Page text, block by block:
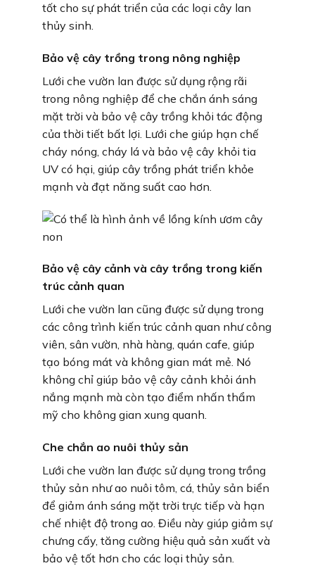
tốt cho sự phát triển của các loại cây lan
thủy sinh.
Bảo vệ cây trồng trong nông nghiệp
Lưới che vườn lan được sử dụng rộng rãi
trong nông nghiệp để che chắn ánh sáng
mặt trời và bảo vệ cây trồng khỏi tác động
của thời tiết bất lợi. Lưới che giúp hạn chế
cháy nóng, cháy lá và bảo vệ cây khỏi tia
UV có hại, giúp cây trồng phát triển khỏe
mạnh và đạt năng suất cao hơn.
Bảo vệ cây cảnh và cây trồng trong kiến
trúc cảnh quan
Lưới che vườn lan cũng được sử dụng trong
các công trình kiến trúc cảnh quan như công
viên, sân vườn, nhà hàng, quán cafe, giúp
tạo bóng mát và không gian mát mẻ. Nó
không chỉ giúp bảo vệ cây cảnh khỏi ánh
nắng mạnh mà còn tạo điểm nhấn thẩm
mỹ cho không gian xung quanh.
Che chắn ao nuôi thủy sản
Lưới che vườn lan được sử dụng trong trồng
thủy sản như ao nuôi tôm, cá, thủy sản biển
để giảm ánh sáng mặt trời trực tiếp và hạn
chế nhiệt độ trong ao. Điều này giúp giảm sự
chưng cấy, tăng cường hiệu quả sản xuất và
bảo vệ tốt hơn cho các loại thủy sản.